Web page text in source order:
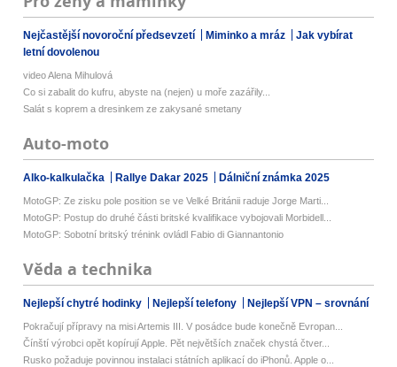
Nejčastější novoroční předsevzetí Miminko a mráz
Jak vybírat
letní dovolenou
video Alena Mihulová
Co si zabalit do kufru, abyste na (nejen) u moře zazářily...
Salát s koprem a dresinkem ze zakysané smetany
Auto-moto
Alko-kalkulačka Rallye Dakar 2025 Dálniční známka 2025
MotoGP: Ze zisku pole position se ve Velké Británii raduje Jorge Marti...
MotoGP: Postup do druhé části britské kvalifikace vybojovali Morbidell...
MotoGP: Sobotní britský trénink ovládl Fabio di Giannantonio
Věda a technika
Nejlepší chytré hodinky Nejlepší telefony Nejlepší VPN – srovnání
Pokračují přípravy na misi Artemis III. V posádce bude konečně Evropan...
Čínští výrobci opět kopírují Apple. Pět největších značek chystá čtver...
Rusko požaduje povinnou instalaci státních aplikací do iPhonů. Apple o...